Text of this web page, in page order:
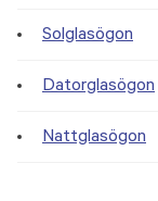
Solglasögon
Datorglasögon
Nattglasögon